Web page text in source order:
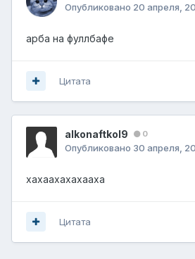
Опубликовано 20 апреля,
арба на фуллбафе
Цитата
alkonaftkol9 0
Опубликовано 30 апреля,
хахаахахахааха
Цитата